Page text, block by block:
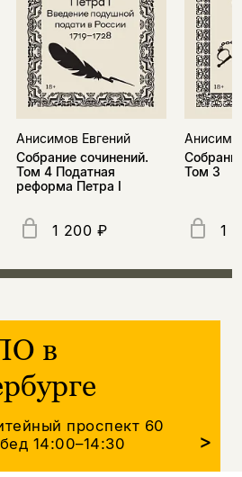
Анисимов Евгений
Собрание сочинений.
Том 4 Податная
реформа Петра I
1 200 ₽
Том 3
1
в
проспект 60
14:00–14:30 >